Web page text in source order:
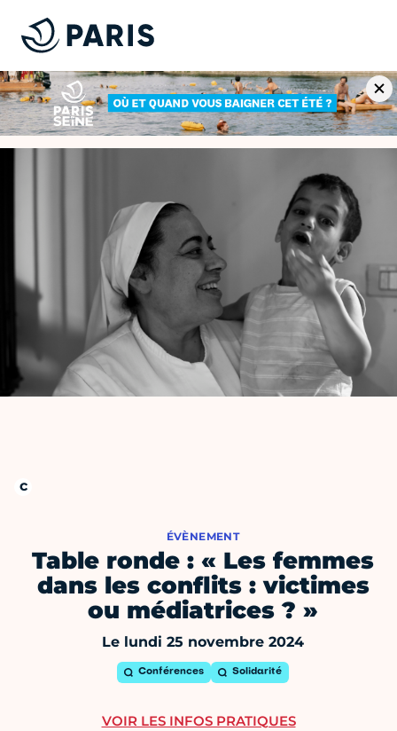
ÉVÈNEMENT
Table ronde : « Les femmes
dans les conflits : victimes
ou médiatrices ? »
Le lundi 25 novembre 2024
Conférences Solidarité
VOIR LES INFOS PRATIQUES